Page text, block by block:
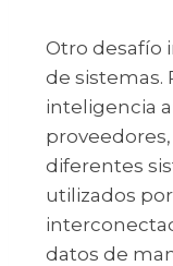
Otro desafío
de sistemas.
inteligencia
diferentes
utilizados
datos de